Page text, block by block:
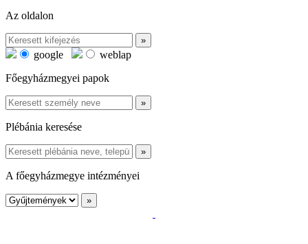
Az oldalon
google
weblap
Főegyházmegyei papok
Plébánia keresése
A főegyházmegye intézményei